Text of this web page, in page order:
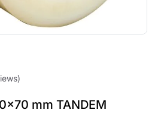
mm TANDEM